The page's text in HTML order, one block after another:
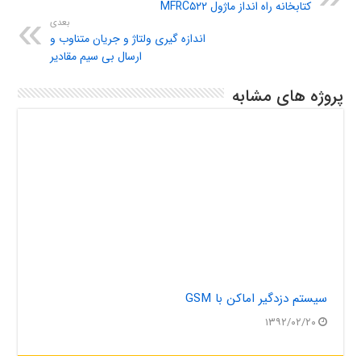
کتابخانه راه انداز ماژول MFRC۵۲۲
بعدی
اندازه گیری ولتاژ و جریان متناوب و
ارسال بی سیم مقادیر
پروژه های مشابه
سیستم دزدگیر اماکن با GSM
۱۳۹۲/۰۲/۲۰